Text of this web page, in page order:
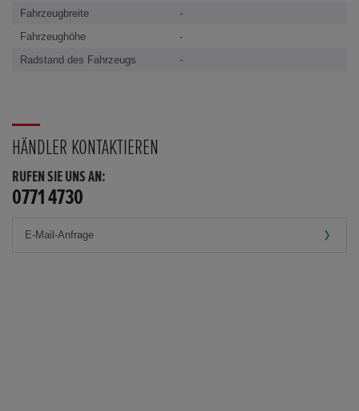
Fahrzeugbreite
-
Fahrzeughöhe
-
Radstand des Fahrzeugs
-
HÄNDLER KONTAKTIEREN
RUFEN SIE UNS AN:
0771 4730